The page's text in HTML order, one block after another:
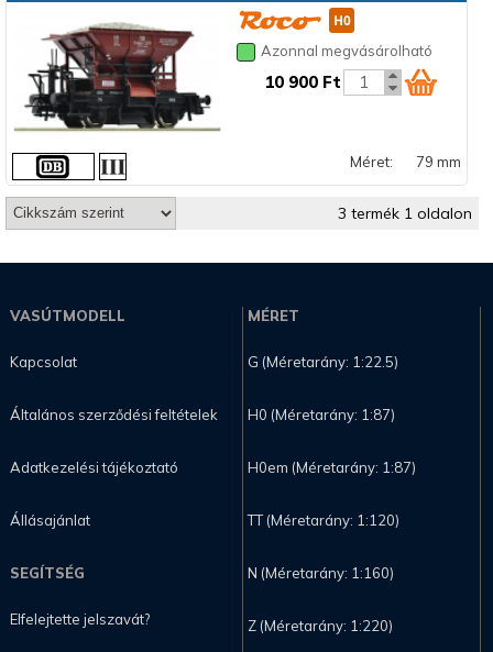
Azonnal megvásárolható
10 900 Ft
Méret: 79 mm
3 termék 1 oldalon
VASÚTMODELL
Kapcsolat
Általános szerződési feltételek
Adatkezelési tájékoztató
Állásajánlat
SEGÍTSÉG
Elfelejtette jelszavát?
MÉRET
G (Méretarány: 1:22.5)
H0 (Méretarány: 1:87)
H0em (Méretarány: 1:87)
TT (Méretarány: 1:120)
N (Méretarány: 1:160)
Z (Méretarány: 1:220)